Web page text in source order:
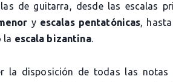
de guitarra, desde las escalas
y escalas pentatónicas,
la escala bizantina.
la disposición de todas las